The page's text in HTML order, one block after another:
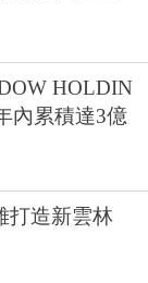
HOLDIN
內累積達3億
造新雲林